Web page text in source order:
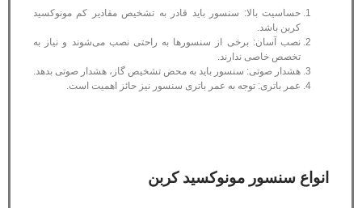
حساسیت بالا: سنسور باید قادر به تشخیص مقادیر کم مونوکسید
کربن باشد.
نصب آسان: برخی از سنسورها به راحتی نصب می‌شوند و نیاز به
تخصص خاصی ندارند.
هشدار صوتی: سنسور باید به محض تشخیص گاز، هشدار صوتی بدهد.
عمر باتری: توجه به عمر باتری سنسور نیز حائز اهمیت است.
انواع سنسور مونوکسید کربن